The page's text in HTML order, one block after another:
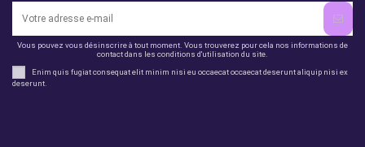
Vous pouvez vous désinscrire à tout moment. Vous trouverez pour cela nos informations de
contact dans les conditions d'utilisation du site.
Enim quis fugiat consequat elit minim nisi eu occaecat occaecat deserunt aliquip nisi ex
deserunt.